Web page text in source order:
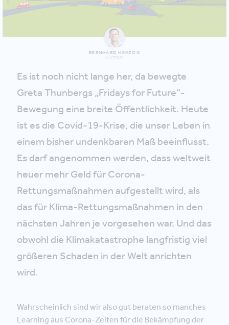
BERNHARD HERZOG
AUTOR
Es ist noch nicht lange her, da bewegte
Greta Thunbergs „Fridays for Future“-
Bewegung eine breite Öffentlichkeit. Heute
ist es die Covid-19-Krise, die unser Leben in
einem bisher undenkbaren Maß beeinflusst.
Es darf angenommen werden, dass weltweit
heuer mehr Geld für Corona-
Rettungsmaßnahmen aufgestellt wird, als
das für Klima-Rettungsmaßnahmen in den
nächsten Jahren je vorgesehen war. Und das
obwohl die Klimakatastrophe langfristig viel
größeren Schaden in der Welt anrichten
wird.
Wahrscheinlich sind wir also gut beraten so manches
Learning aus Corona-Zeiten für die Bekämpfung der